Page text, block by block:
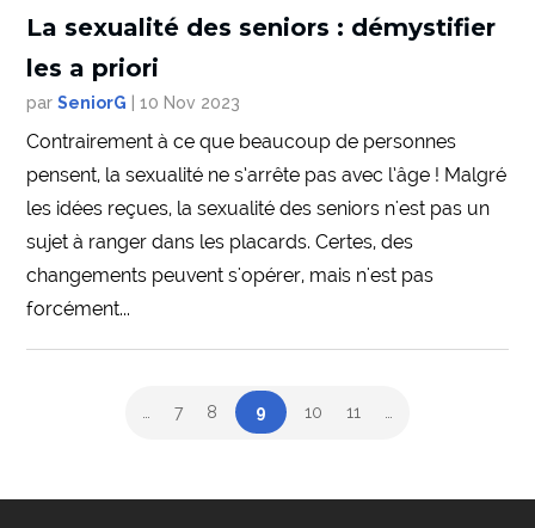
La sexualité des seniors : démystifier
les a priori
parSeniorG |10 Nov 2023
Contrairement à ce que beaucoup de personnes
pensent, la sexualité ne s’arrête pas avec l’âge ! Malgré
les idées reçues, la sexualité des seniors n'est pas un
sujet à ranger dans les placards. Certes, des
changements peuvent s'opérer, mais n'est pas
forcément...
7 8 9 10 11